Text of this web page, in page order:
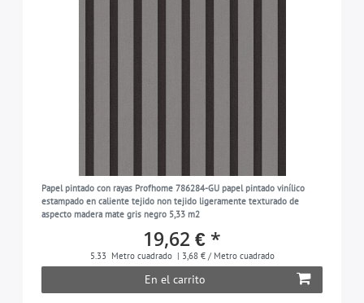
Papel pintado con rayas Profhome 786284-GU papel pintado vinílico
estampado en caliente tejido non tejido ligeramente texturado de
aspecto madera mate gris negro 5,33 m2
19,62 € *
5.33 Metro cuadrado | 3,68 € / Metro cuadrado
En el carrito